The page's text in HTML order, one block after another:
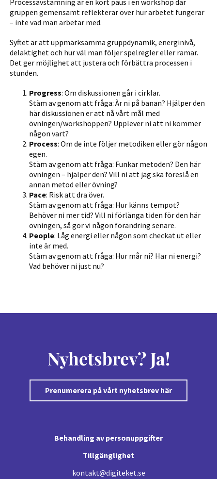
gruppen gemensamt reflekterar över hur arbetet fungerar
– inte vad man arbetar med.
Syftet är att uppmärksamma gruppdynamik, energinivå,
delaktighet och hur väl man följer spelregler eller ramar.
Det ger möjlighet att justera och förbättra processen i
stunden.
Progress: Om diskussionen går i cirklar.
Stäm av genom att fråga: Är ni på banan? Hjälper den
här diskussionen er att nå vårt mål med
övningen/workshoppen? Upplever ni att ni kommer
någon vart?
Process: Om de inte följer metodiken eller gör någon
egen.
Stäm av genom att fråga: Funkar metoden? Den här
övningen – hjälper den? Vill ni att jag ska föreslå en
annan metod eller övning?
Pace: Risk att dra över.
Stäm av genom att fråga: Hur känns tempot?
Behöver ni mer tid? Vill ni förlänga tiden för den här
övningen, så gör vi någon förändring senare.
People: Låg energi eller någon som checkat ut eller
inte är med.
Stäm av genom att fråga: Hur mår ni? Har ni energi?
Vad behöver ni just nu?
Behandling av personuppgifter
Tillgänglighet
kontakt@digiteket.se
Nyhetsbrev? Ja!
Prenumerera på vårt nyhetsbrev här